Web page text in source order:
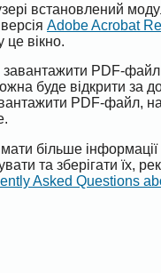
встановлений
Adobe Acrobat
це вікно.
завантажити PDF-
буде відкрити за
PDF-файл,
більше
та зберігати їх,
Asked Questions